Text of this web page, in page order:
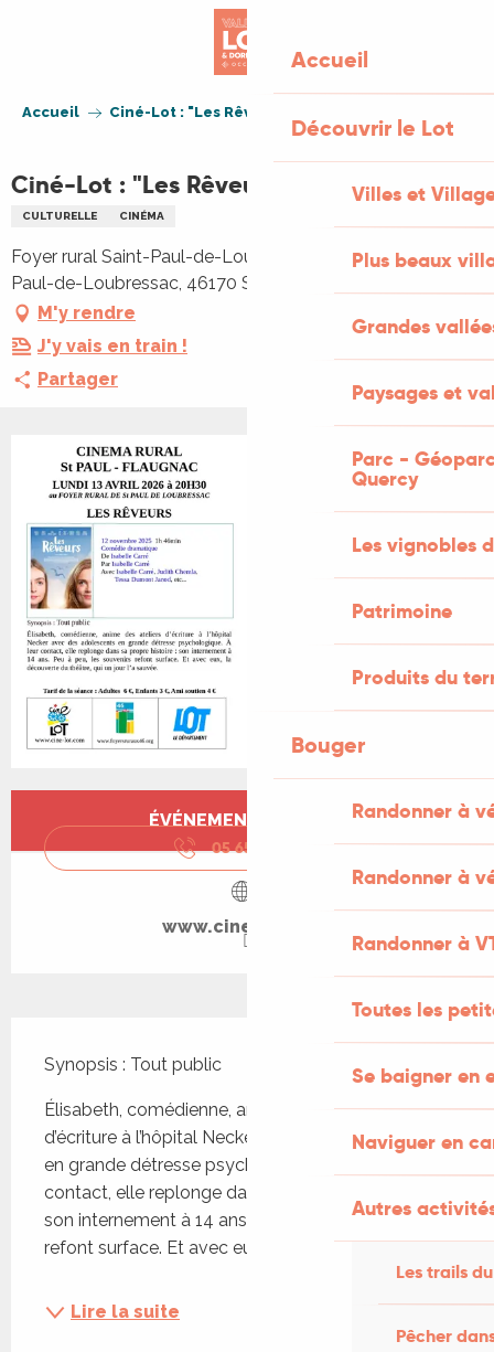
Accueil
Découvrir le Lot
Villes et
Plus beaux
Grandes
Paysages et
Parc -
Quercy
Les vignobles
Patrimoine
Produits du
Bouger
Randonner à
Randonner à
Randonner à
Toutes les
Se baigner en
Naviguer en
Autres
Les trails
Pêcher
Accueil Ciné-Lot : "Les Rêveurs"
Ciné-Lot : "Les Rêveurs"
CULTURELLE CINÉMA
Foyer rural Saint-Paul-de-Loubressac, Le Bourg, Saint-
Paul-de-Loubressac, 46170 Saint-Paul-Flaugnac
M'y rendre
J'y vais en train !
Partager
Ouverture et coordonnées
ÉVÉNEMENT TERMINÉ
05 65 11 44
www.cine-lot.com
Synopsis : Tout public
Élisabeth, comédienne, anime des ateliers
d’écriture à l’hôpital Necker avec des adolescents
en grande détresse psychologique. À leur
contact, elle replonge dans sa propre histoire :
son internement à 14 ans. Peu à peu, les souvenirs
refont surface. Et avec eux, la découverte...
Lire la suite